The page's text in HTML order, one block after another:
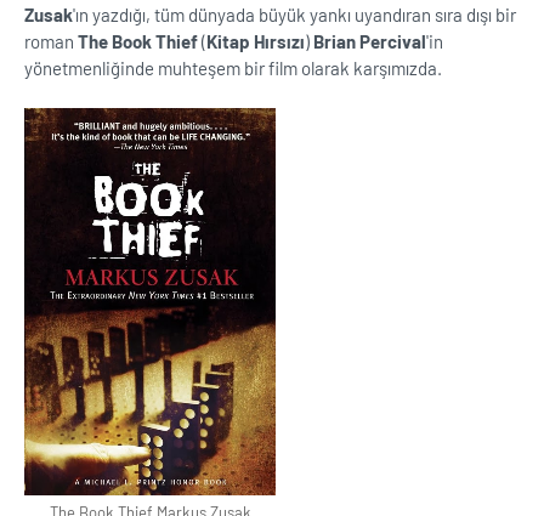
Zusak'ın yazdığı, tüm dünyada büyük yankı uyandıran sıra dışı bir
roman The Book Thief(Kitap Hırsızı) Brian Percival'in
yönetmenliğinde muhteşem bir film olarak karşımızda.